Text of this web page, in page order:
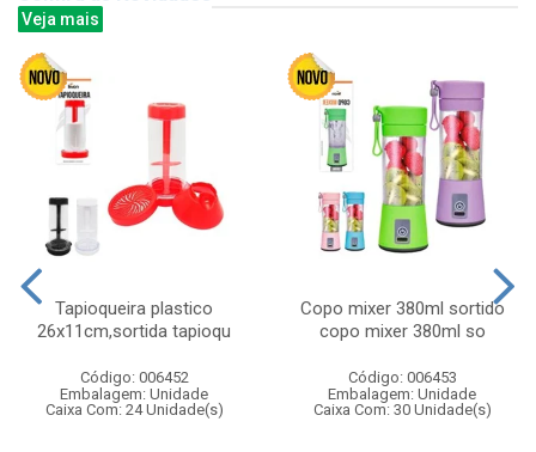
Veja mais
Tapioqueira plastico
26x11cm,sortida tapioqu
Código: 006452
Embalagem: Unidade
Caixa Com: 24 Unidade(s)
Copo mixer 380ml sortido
copo mixer 380ml so
Código: 006453
Embalagem: Unidade
Caixa Com: 30 Unidade(s)